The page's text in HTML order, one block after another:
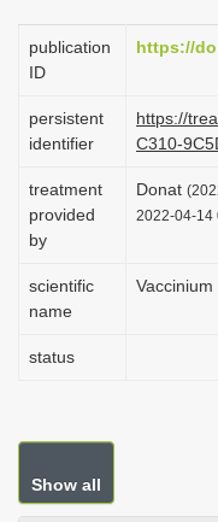
publication
ID
https://
persistent
identifier
https://
C310-
treatment
provided
by
Donat
2022-04-14
scientific
name
status
Show all